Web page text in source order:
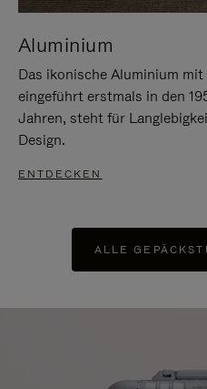
Aluminium
Das ikonische Aluminium mit
eingeführt erstmals in den
Jahren, steht für
Design.
ENTDECKEN
ALLE